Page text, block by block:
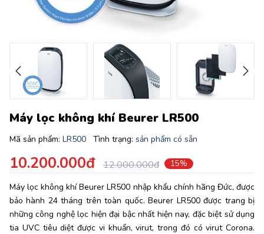
Máy lọc không khí Beurer LR500
Mã sản phẩm: LR500 Tình trạng: sản phẩm có sẵn
10.200.000đ 12.000.000đ 15%
Máy lọc không khí Beurer LR500 nhập khẩu chính hãng Đức, được
bảo hành 24 tháng trên toàn quốc. Beurer LR500 được trang bị
những công nghệ lọc hiện đại bậc nhất hiện nay, đặc biệt sử dụng
tia UVC tiêu diệt được vi khuẩn, virut, trong đó có virut Corona.